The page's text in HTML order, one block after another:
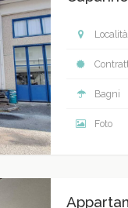
Località
Bagni
Foto